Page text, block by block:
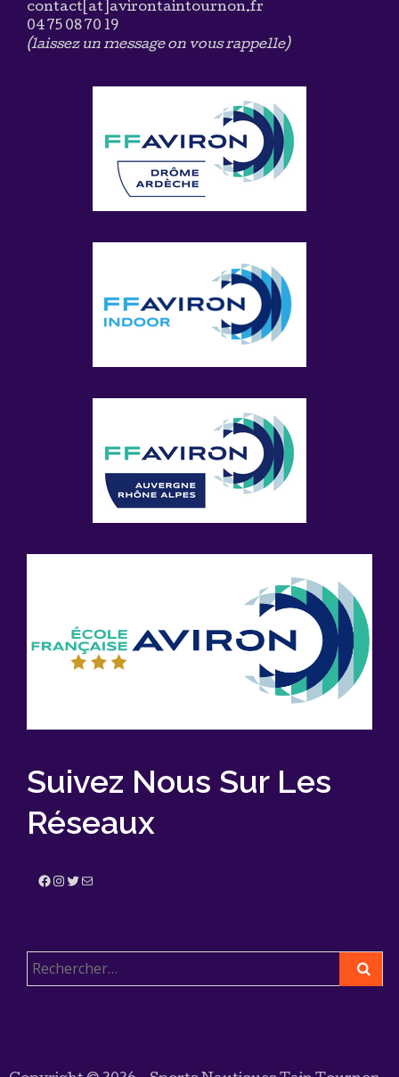
contact[at]avirontaintournon.fr
04 75 08 70 19
(laissez un message on vous rappelle)
Suivez Nous Sur Les
Réseaux
Facebook InstagramTwitter E-mail
Rechercher :